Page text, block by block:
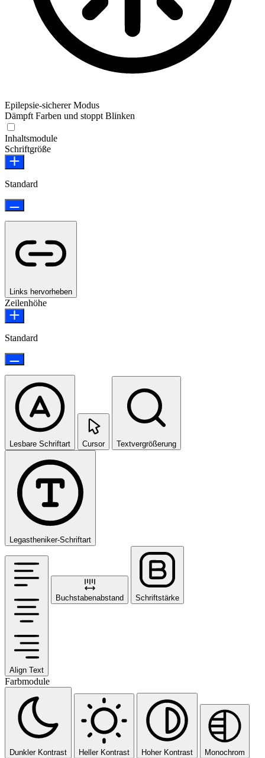
Epilepsie-sicherer Modus
Dämpft Farben und stoppt Blinken
Inhaltsmodule
Schriftgröße
Standard
Links hervorheben
Zeilenhöhe
Standard
Lesbare Schriftart Cursor Textvergrößerung
Legastheniker-Schriftart
Align Text
Buchstabenabstand Schriftstärke
Farbmodule
Dunkler Kontrast Heller Kontrast Hoher Kontrast Monochrom